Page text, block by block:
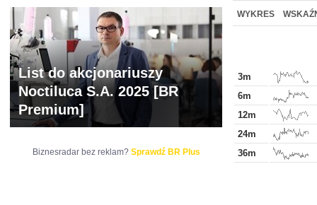
WYCENA BR
WYKRES
3m
6m
12m
24m
36m
List do akcjonariuszy
Noctiluca S.A. 2025 [BR
Premium]
Biznesradar bez reklam? Sprawdź BR Plus